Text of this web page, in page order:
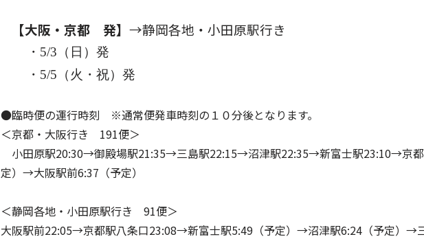
【大阪・京都 発】 →静岡各地・小田原駅行き
・5/3 （日）発
・5/5 （火・祝）発
●臨時便の運行時刻 ※通常便発車時刻の１０分後となります。
＜京都・大阪行き 191便＞
小田原駅20:30→御殿場駅21:35→三島駅22:15→沼津駅22:35→新富士駅23:10→京都
定）→大阪駅前6:37（予定）
＜静岡各地・小田原駅行き 91便＞
大阪駅前22:05→京都駅八条口23:08→新富士駅5:49（予定）→沼津駅6:24（予定）→三